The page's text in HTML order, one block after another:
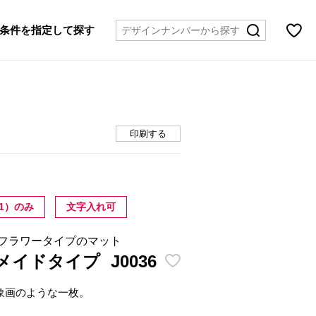
条件を指定して探す
印刷する
）のみ 文字入れ可
ラワータイプのマット
イドタイプ J0036
のような一枚。